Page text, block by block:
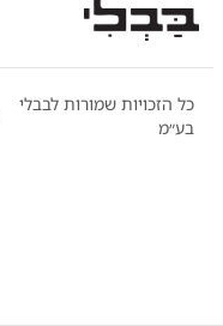
כל הזכויות שמורות לבבלי
בע״מ